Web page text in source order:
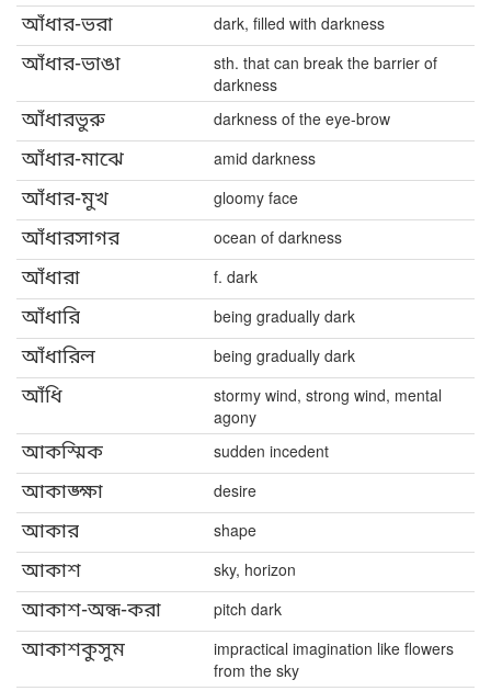
আঁধার-ভরা dark, filled with darkness
আঁধার-ভাঙা
sth. that can break the barrier of
darkness
আঁধারভুরু darkness of the eye-brow
আঁধার-মাঝে amid darkness
আঁধার-মুখ gloomy face
আঁধারসাগর ocean of darkness
আঁধারা f. dark
আঁধারি being gradually dark
আঁধারিল being gradually dark
আঁধি
stormy wind, strong wind, mental
agony
আকস্মিক sudden incedent
আকাঙ্ক্ষা desire
আকার shape
আকাশ sky, horizon
আকাশ-অন্ধ-করা pitch dark
আকাশকুসুম
impractical imagination like flowers
from the sky